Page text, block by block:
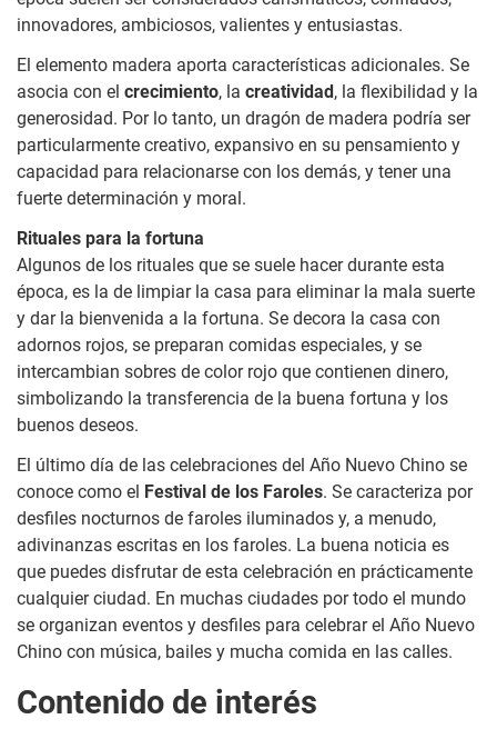
innovadores, ambiciosos, valientes y entusiastas.
El elemento madera aporta características adicionales. Se
asocia con el crecimiento, la creatividad, la flexibilidad y la
generosidad. Por lo tanto, un dragón de madera podría ser
particularmente creativo, expansivo en su pensamiento y
capacidad para relacionarse con los demás, y tener una
fuerte determinación y moral.
Rituales para la fortuna
Algunos de los rituales que se suele hacer durante esta
época, es la de limpiar la casa para eliminar la mala suerte
y dar la bienvenida a la fortuna. Se decora la casa con
adornos rojos, se preparan comidas especiales, y se
intercambian sobres de color rojo que contienen dinero,
simbolizando la transferencia de la buena fortuna y los
buenos deseos.
El último día de las celebraciones del Año Nuevo Chino se
conoce como el Festival de los Faroles. Se caracteriza por
desfiles nocturnos de faroles iluminados y, a menudo,
adivinanzas escritas en los faroles. La buena noticia es
que puedes disfrutar de esta celebración en prácticamente
cualquier ciudad. En muchas ciudades por todo el mundo
se organizan eventos y desfiles para celebrar el Año Nuevo
Chino con música, bailes y mucha comida en las calles.
Contenido de interés